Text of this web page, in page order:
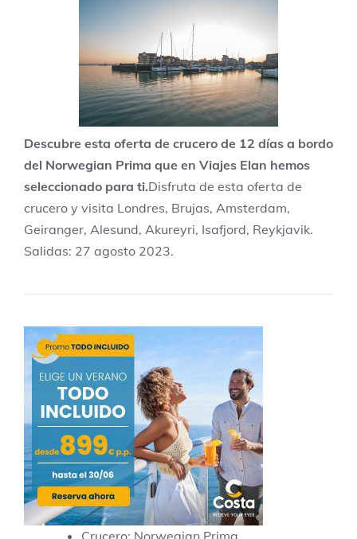
Descubre esta oferta de crucero de 12 días a bordo
del Norwegian Prima que en Viajes Elan hemos
seleccionado para ti.Disfruta de esta oferta de
crucero y visita Londres, Brujas, Amsterdam,
Geiranger, Alesund, Akureyri, Isafjord, Reykjavik.
Salidas: 27 agosto 2023.
Crucero: Norwegian Prima